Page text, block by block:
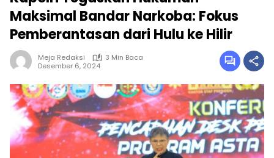
Maksimal Bandar Narkoba: Fokus
Pemberantasan dari Hulu ke Hilir
Meja Redaksi
3 Min Baca
Desember 6, 2024